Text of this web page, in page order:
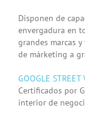
Disponen de
envergadura en
grandes marcas
de márketing a
GOOGLE STREET
Certificados por
interior de